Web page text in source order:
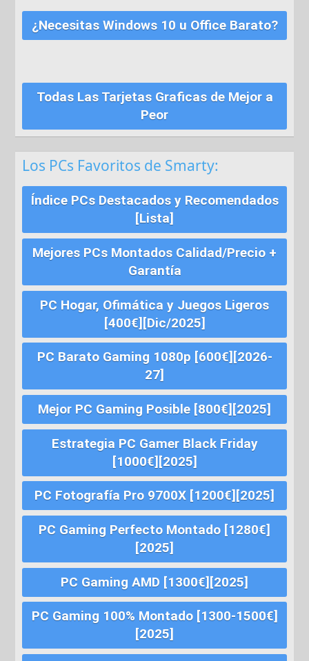
¿Necesitas Windows 10 u Office Barato?
Todas Las Tarjetas Graficas de Mejor a
Peor
Los PCs Favoritos de Smarty:
Índice PCs Destacados y Recomendados
[Lista]
Mejores PCs Montados Calidad/Precio +
Garantía
PC Hogar, Ofimática y Juegos Ligeros
[400€][Dic/2025]
PC Barato Gaming 1080p [600€][2026-
27]
Mejor PC Gaming Posible [800€][2025]
Estrategia PC Gamer Black Friday
[1000€][2025]
PC Fotografía Pro 9700X [1200€][2025]
PC Gaming Perfecto Montado [1280€]
[2025]
PC Gaming AMD [1300€][2025]
PC Gaming 100% Montado [1300-1500€]
[2025]